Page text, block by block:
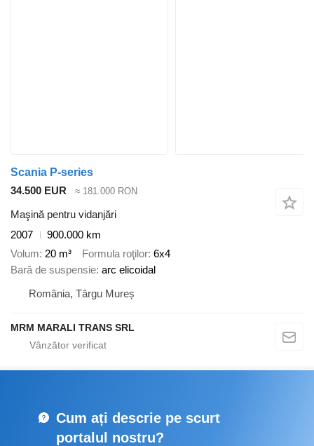
Scania P-series
34.500 EUR
≈ 181.000 RON
Maşină pentru vidanjări
2007
900.000 km
Volum 20 m³ Formula roţilor 6x4
Bară de suspensie arc elicoidal
România, Târgu Mureș
MRM MARALI TRANS SRL
Cum ați descrie pe scurt
portalul nostru?